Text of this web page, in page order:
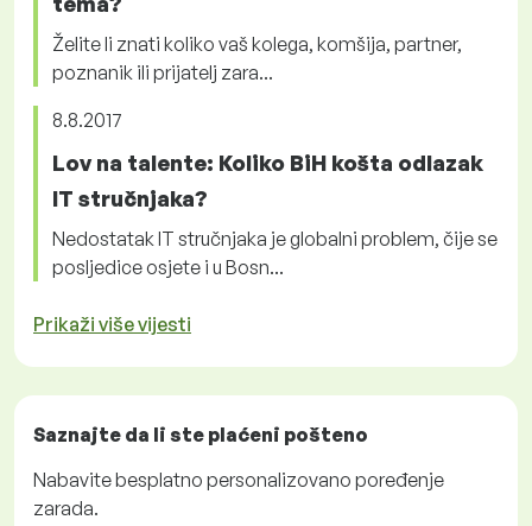
Želite li znati koliko vaš kolega, komšija, partner,
poznanik ili prijatelj zara...
8.8.2017
Lov na talente: Koliko BiH košta odlazak
IT stručnjaka?
Nedostatak IT stručnjaka je globalni problem, čije se
posljedice osjete i u Bosn...
Prikaži više vijesti
Saznajte da li ste plaćeni pošteno
Nabavitebesplatno personalizovano poređenje
zarada.